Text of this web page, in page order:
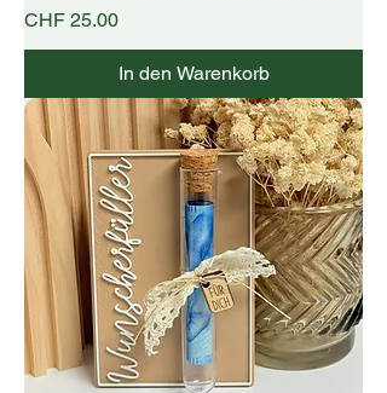
Preis
CHF 25.00
In den Warenkorb